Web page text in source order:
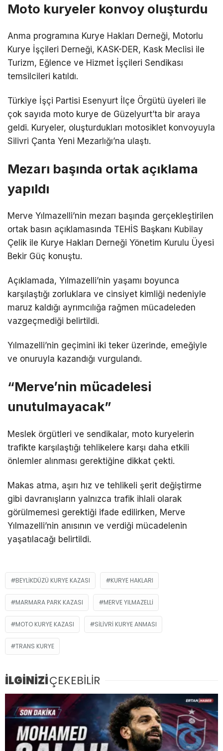
Moto kuryeler konvoy oluşturdu
Anma programına Kurye Hakları Derneği, Motorlu
Kurye İşçileri Derneği, KASK-DER, Kask Meclisi ile
Turizm, Eğlence ve Hizmet İşçileri Sendikası
temsilcileri katıldı.
Türkiye İşçi Partisi Esenyurt İlçe Örgütü üyeleri ile
çok sayıda moto kurye de Güzelyurt’ta bir araya
geldi. Kuryeler, oluşturdukları motosiklet konvoyuyla
Silivri Çanta Yeni Mezarlığı’na ulaştı.
Mezarı başında ortak açıklama
yapıldı
Merve Yılmazelli’nin mezarı başında gerçekleştirilen
ortak basın açıklamasında TEHİS Başkanı Kubilay
Çelik ile Kurye Hakları Derneği Yönetim Kurulu Üyesi
Bekir Güç konuştu.
Açıklamada, Yılmazelli’nin yaşamı boyunca
karşılaştığı zorluklara ve cinsiyet kimliği nedeniyle
maruz kaldığı ayrımcılığa rağmen mücadeleden
vazgeçmediği belirtildi.
Yılmazelli’nin geçimini iki teker üzerinde, emeğiyle
ve onuruyla kazandığı vurgulandı.
“Merve’nin mücadelesi
unutulmayacak”
Meslek örgütleri ve sendikalar, moto kuryelerin
trafikte karşılaştığı tehlikelere karşı daha etkili
önlemler alınması gerektiğine dikkat çekti.
Makas atma, aşırı hız ve tehlikeli şerit değiştirme
gibi davranışların yalnızca trafik ihlali olarak
görülmemesi gerektiği ifade edilirken, Merve
Yılmazelli’nin anısının ve verdiği mücadelenin
yaşatılacağı belirtildi.
BEYLIKDÜZÜ KURYE KAZASI KURYE HAKLARI
MARMARA PARK KAZASI MERVE YILMAZELLI
MOTO KURYE KAZASI SILIVRI KURYE ANMASI
TRANS KURYE
İLGİNİZİÇEKEBİLİR